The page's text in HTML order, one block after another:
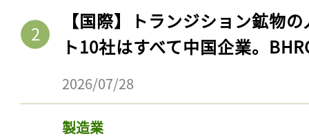
【国際】トランジション鉱物
ト10社はすべて中国企業。
2026/07/28
製造業